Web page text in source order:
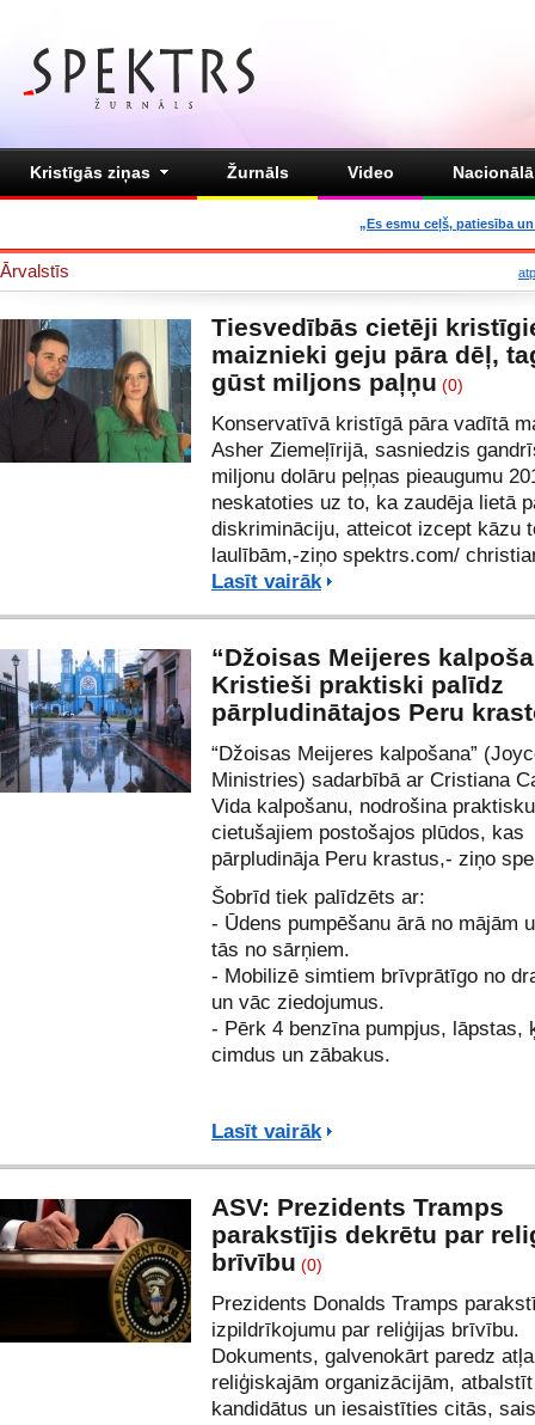
Kristīgās ziņas Žurnāls Video
„Es esmu ceļš, patiesība
Ārvalstīs
Tiesvedībās cietēji
maiznieki geju pāra dēļ,
gūst miljons paļņu (0)
Konservatīvā kristīgā pāra vadītā
Asher Ziemeļīrijā, sasniedzis
miljonu dolāru peļņas pieaugumu
neskatoties uz to, ka zaudēja lietā
diskrimināciju, atteicot izcept kāzu
laulībām,-ziņo spektrs.com/
Lasīt vairāk
“Džoisas Meijeres
Kristieši praktiski palīdz
pārpludinātajos Peru
“Džoisas Meijeres kalpošana”
Ministries) sadarbībā ar Cristiana
Vida kalpošanu, nodrošina
cietušajiem postošajos plūdos, kas
pārpludināja Peru krastus,- ziņo
Šobrīd tiek palīdzēts ar:
- Ūdens pumpēšanu ārā no mājām
tās no sārņiem.
- Mobilizē simtiem brīvprātīgo no
un vāc ziedojumus.
- Pērk 4 benzīna pumpjus, lāpstas,
cimdus un zābakus.
Lasīt vairāk
ASV: Prezidents Tramps
parakstījis dekrētu par
brīvību (0)
Prezidents Donalds Tramps
izpildrīkojumu par reliģijas brīvību.
Dokuments, galvenokārt paredz
reliģiskajām organizācijām,
kandidātus un iesaistīties citās,